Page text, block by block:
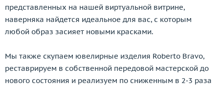
Ponticello
Raima
Rajola
представленных на нашей виртуальной витрине,
наверняка найдется идеальное для вас, с которым
любой образ засияет новыми красками.
Мы также скупаем ювелирные изделия Roberto Bravo,
реставрируем в собственной передовой мастерской до
нового состояния и реализуем по сниженным в 2‑3 раза